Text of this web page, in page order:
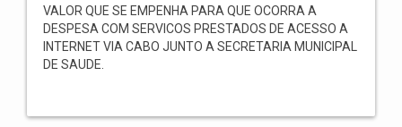
VALOR QUE SE EMPENHA PARA QUE OCORRA A
DESPESA COM SERVICOS PRESTADOS DE ACESSO A
INTERNET VIA CABO JUNTO A SECRETARIA MUNICIPAL
DE SAUDE.